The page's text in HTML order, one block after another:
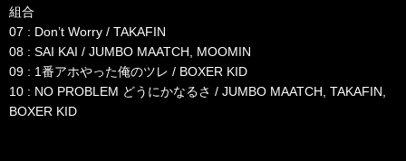
組合
07 : Don’t Worry / TAKAFIN
08 : SAI KAI / JUMBO MAATCH, MOOMIN
09 : 1番アホやった俺のツレ / BOXER KID
10 : NO PROBLEM どうにかなるさ / JUMBO MAATCH, TAKAFIN,
BOXER KID